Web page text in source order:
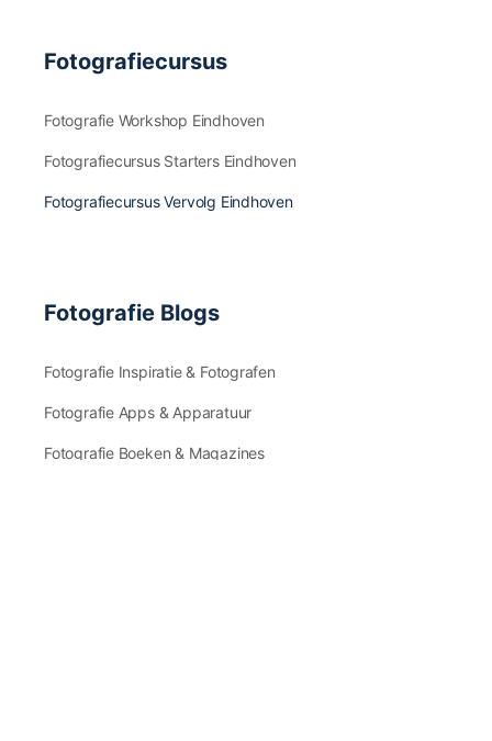
Fotografiecursus
Fotografie Workshop Eindhoven
Fotografiecursus Starters Eindhoven
Fotografiecursus Vervolg Eindhoven
Fotografie Blogs
Fotografie Inspiratie & Fotografen
Fotografie Apps & Apparatuur
Fotografie Boeken & Magazines